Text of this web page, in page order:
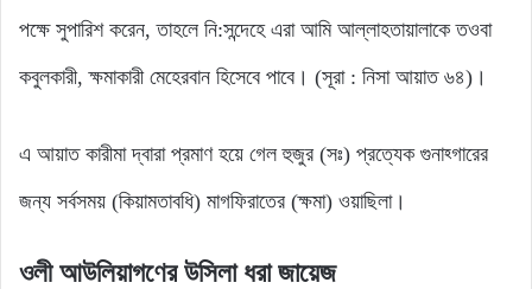
পক্ষে সুপারিশ করেন, তাহলে নি:সন্দেহে এরা আমি আল্লাহতায়ালাকে তওবা
কবুলকারী, ক্ষমাকারী মেহেরবান হিসেবে পাবে। (সূরা : নিসা আয়াত ৬৪)।
এ আয়াত কারীমা দ্বারা প্রমাণ হয়ে গেল হুজুর (সঃ) প্রত্যেক গুনাহ্গারের
জন্য সর্বসময় (কিয়ামতাবধি) মাগফিরাতের (ক্ষমা) ওয়াছিলা।
ওলী আউলিয়াগণের উসিলা ধরা জায়েজ